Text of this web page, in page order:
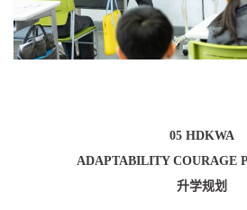
05 HDKWA
ADAPTABILITY COURAGE
升学规划